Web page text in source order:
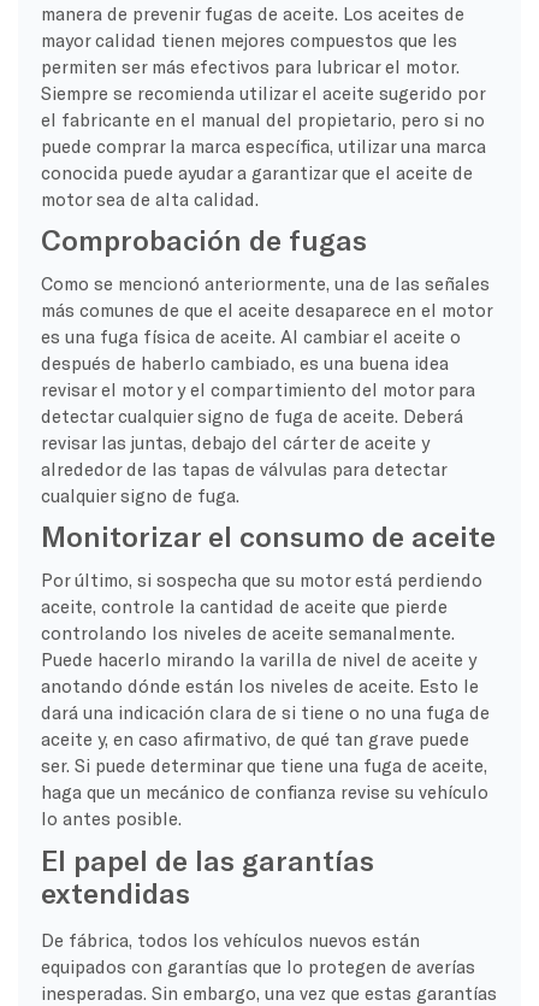
manera de prevenir fugas de aceite. Los aceites de
mayor calidad tienen mejores compuestos que les
permiten ser más efectivos para lubricar el motor.
Siempre se recomienda utilizar el aceite sugerido por
el fabricante en el manual del propietario, pero si no
puede comprar la marca específica, utilizar una marca
conocida puede ayudar a garantizar que el aceite de
motor sea de alta calidad.
Comprobación de fugas
Como se mencionó anteriormente, una de las señales
más comunes de que el aceite desaparece en el motor
es una fuga física de aceite. Al cambiar el aceite o
después de haberlo cambiado, es una buena idea
revisar el motor y el compartimiento del motor para
detectar cualquier signo de fuga de aceite. Deberá
revisar las juntas, debajo del cárter de aceite y
alrededor de las tapas de válvulas para detectar
cualquier signo de fuga.
Monitorizar el consumo de aceite
Por último, si sospecha que su motor está perdiendo
aceite, controle la cantidad de aceite que pierde
controlando los niveles de aceite semanalmente.
Puede hacerlo mirando la varilla de nivel de aceite y
anotando dónde están los niveles de aceite. Esto le
dará una indicación clara de si tiene o no una fuga de
aceite y, en caso afirmativo, de qué tan grave puede
ser. Si puede determinar que tiene una fuga de aceite,
haga que un mecánico de confianza revise su vehículo
lo antes posible.
El papel de las garantías
extendidas
De fábrica, todos los vehículos nuevos están
equipados con garantías que lo protegen de averías
inesperadas. Sin embargo, una vez que estas garantías